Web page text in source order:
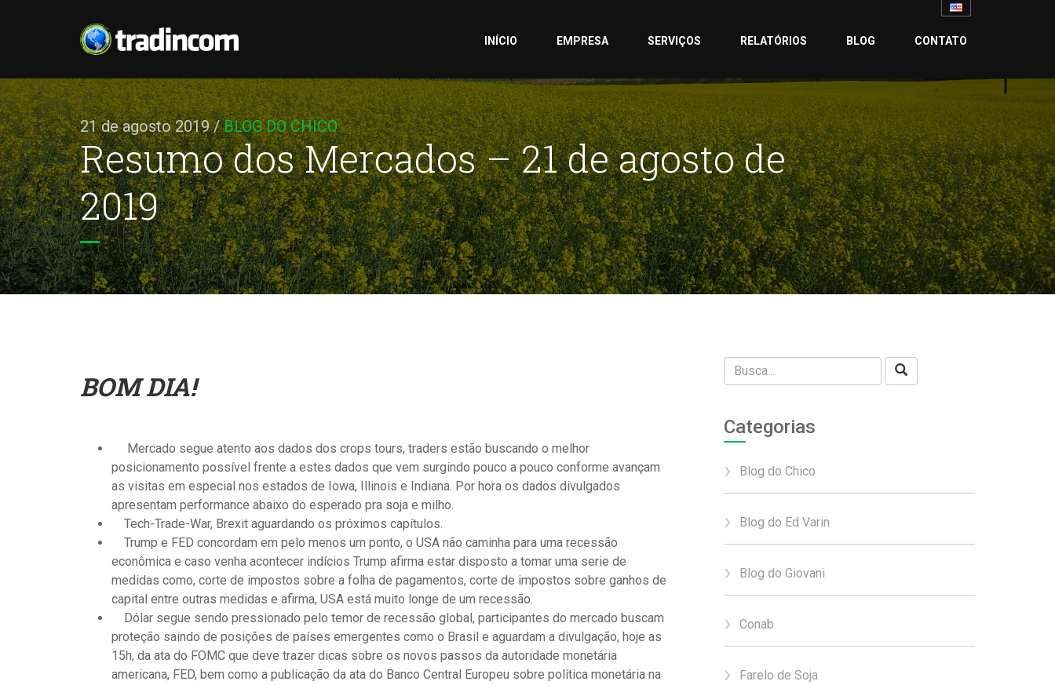
INÍCIO EMPRESA SERVIÇOS RELATÓRIOS BLOG CONTATO
21 de agosto 2019/BLOG DO CHICO
Resumo dos Mercados – 21 de agosto de
2019
BOM DIA!
Mercado segue atento aos dados dos crops tours, traders estão buscando o melhor
posicionamento possível frente a estes dados que vem surgindo pouco a pouco conforme avançam
as visitas em especial nos estados de Iowa, Illinois e Indiana. Por hora os dados divulgados
apresentam performance abaixo do esperado pra soja e milho.
Tech-Trade-War, Brexit aguardando os próximos capítulos.
Trump e FED concordam em pelo menos um ponto, o USA não caminha para uma recessão
econômica e caso venha acontecer indícios Trump afirma estar disposto a tomar uma serie de
medidas como, corte de impostos sobre a folha de pagamentos, corte de impostos sobre ganhos de
capital entre outras medidas e afirma, USA está muito longe de um recessão.
Dólar segue sendo pressionado pelo temor de recessão global, participantes do mercado buscam
proteção saindo de posições de países emergentes como o Brasil e aguardam a divulgação, hoje as
15h, da ata do FOMC que deve trazer dicas sobre os novos passos da autoridade monetária
americana, FED, bem como a publicação da ata do Banco Central Europeu sobre política monetária na
Categorias
Blog do Chico
Blog do Ed Varin
Blog do Giovani
Conab
Farelo de Soja